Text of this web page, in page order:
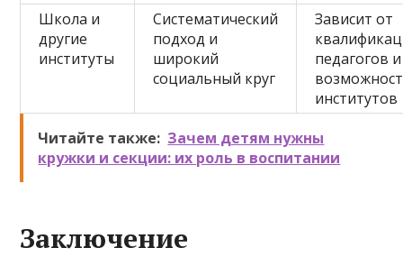
Школа и
другие
институты
Систематический
подход и
широкий
социальный круг
Зависит от
педагогов и
институтов
Читайте также: Зачем детям нужны
кружки и секции: их роль в воспитании
Заключение